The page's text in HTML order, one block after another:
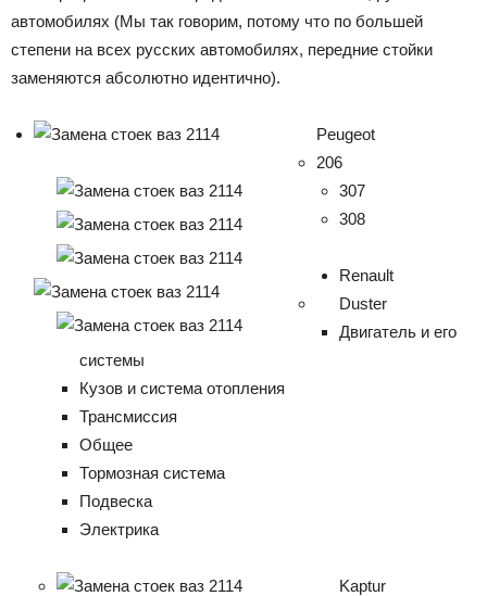
автомобилях (Мы так говорим, потому что по большей
степени на всех русских автомобилях, передние стойки
заменяются абсолютно идентично).
Peugeot
206
307
308
Renault
Duster
Двигатель и его
системы
Кузов и система отопления
Трансмиссия
Общее
Тормозная система
Подвеска
Электрика
Kaptur